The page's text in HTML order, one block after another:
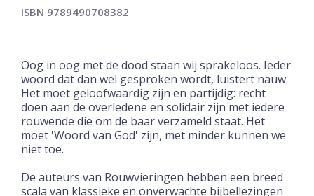
ISBN 9789490708382
Oog in oog met de dood staan wij sprakeloos. Ieder
woord dat dan wel gesproken wordt, luistert nauw.
Het moet geloofwaardig zijn en partijdig: recht
doen aan de overledene en solidair zijn met iedere
rouwende die om de baar verzameld staat. Het
moet 'Woord van God' zijn, met minder kunnen we
niet toe.
De auteurs van Rouwvieringen hebben een breed
scala van klassieke en onverwachte bijbellezingen